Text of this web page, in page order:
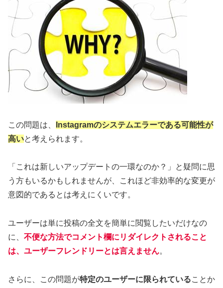
この問題は、
Instagramのシステムエラーである可能性が
高いと考えられます。
「これは新しいアップデートの一環なのか？」と疑問に思
う方もいるかもしれませんが、これほど非効率的な変更が
意図的であるとは考えにくいです。
ユーザーは単に投稿の全文を簡単に閲覧したいだけなの
に、 不便な方法でコメント欄にリダイレクトされること
は、ユーザーフレンドリーとは言えません。
さらに、この問題が特定のユーザーに限られていることか